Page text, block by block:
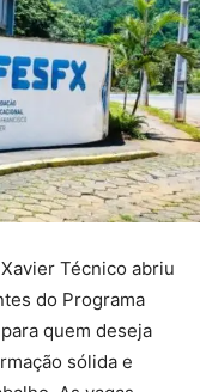
Técnico abriu
do Programa
quem deseja
sólida e